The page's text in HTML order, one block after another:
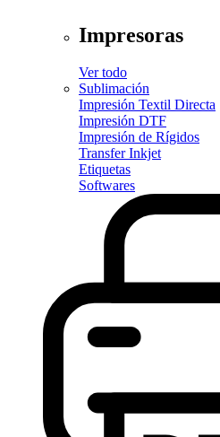
Impresoras
Ver todo
Sublimación
Impresión Textil Directa
Impresión DTF
Impresión de Rígidos
Transfer Inkjet
Etiquetas
Softwares